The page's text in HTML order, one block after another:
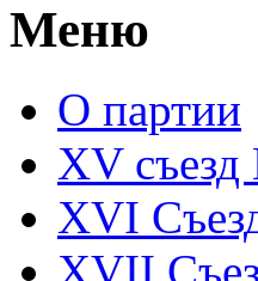
Меню
О партии
XV
XVI